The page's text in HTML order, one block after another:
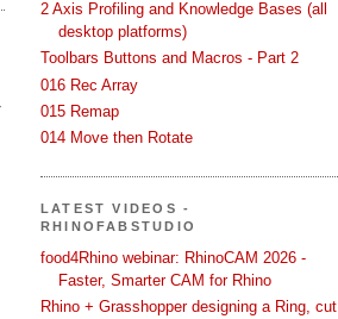
2 Axis Profiling and Knowledge Bases (all
desktop platforms)
Toolbars Buttons and Macros - Part 2
016 Rec Array
015 Remap
014 Move then Rotate
LATEST VIDEOS -
RHINOFABSTUDIO
food4Rhino webinar: RhinoCAM 2026 -
Faster, Smarter CAM for Rhino
Rhino + Grasshopper designing a Ring, cut